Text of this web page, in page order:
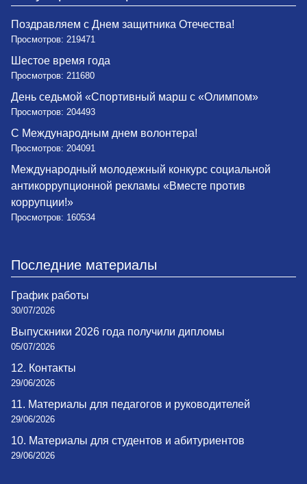
Поздравляем с Днем защитника Отечества!
Просмотров: 219471
Шестое время года
Просмотров: 211680
День седьмой «Спортивный марш с «Олимпом»
Просмотров: 204493
С Международным днем волонтера!
Просмотров: 204091
Международный молодежный конкурс социальной
антикоррупционной рекламы «Вместе против
коррупции!»
Просмотров: 160534
Последние материалы
График работы
30/07/2026
Выпускники 2026 года получили дипломы
05/07/2026
12. Контакты
29/06/2026
11. Материалы для педагогов и руководителей
29/06/2026
10. Материалы для студентов и абитуриентов
29/06/2026